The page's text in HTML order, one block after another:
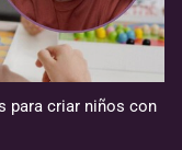
para criar niños con